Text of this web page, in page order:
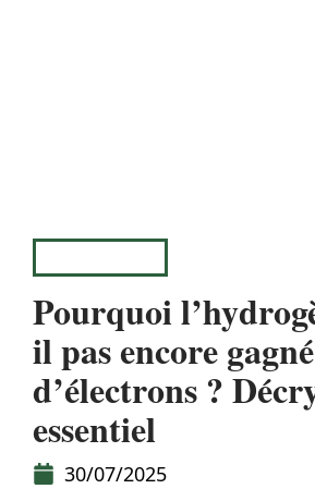
Pourquoi
il pas encore gagné
d’électrons ?
essentiel
30/07/2025